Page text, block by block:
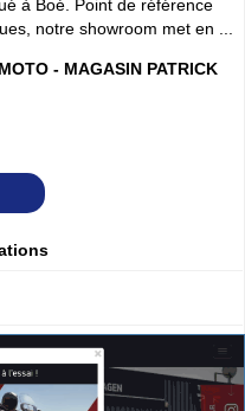
à Boé. Point de référence
notre showroom met en ...
- MAGASIN PATRICK